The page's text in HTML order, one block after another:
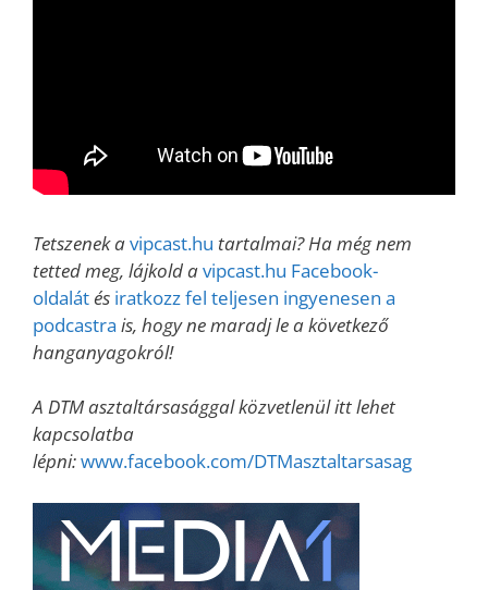
Tetszenek avipcast.hu tartalmai? Ha még nem
tetted meg, lájkold avipcast.hu Facebook-
oldalátés iratkozz fel teljesen ingyenesen a
podcastra is, hogy ne maradj le a következő
hanganyagokról!
A DTM asztaltársasággal közvetlenül itt lehet
kapcsolatba
lépni:www.facebook.com/DTMasztaltarsasag